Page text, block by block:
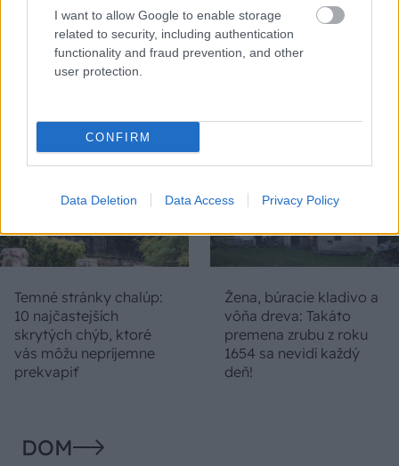
I want to allow Google to enable storage
related to security, including authentication
functionality and fraud prevention, and other
user protection.
CONFIRM
Data Deletion Data Access Privacy Policy
Na Morave prerobila
starú chalupu na
nepoznanie: Keď
vojdete dnu, zabudnete,
S motorovou pílou sa
dokáže aj podpísať.
Slovák sa nebál a v
Temné stránky chalúp:
10 najčastejších
skrytých chýb, ktoré
vás môžu nepríjemne
prekvapiť
Žena, búracie kladivo a
vôňa dreva: Takáto
premena zrubu z roku
1654 sa nevidí každý
deň!
DOM